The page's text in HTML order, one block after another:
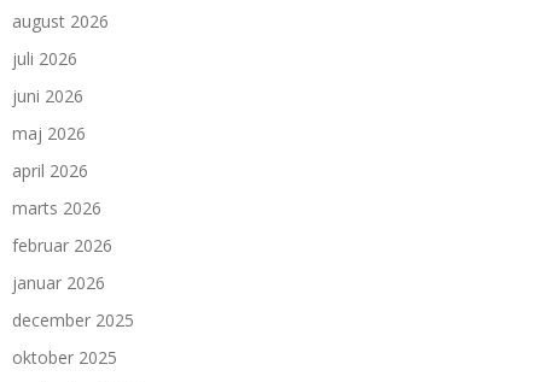
august 2026
juli 2026
juni 2026
maj 2026
april 2026
marts 2026
februar 2026
januar 2026
december 2025
oktober 2025